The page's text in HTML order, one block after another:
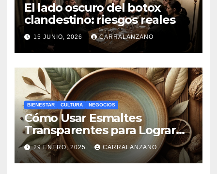
El lado oscuro del botox
clandestino: riesgos reales
15 JUNIO, 2026 CARRALANZANO
BIENESTAR CULTURA NEGOCIOS
Cómo Usar Esmaltes
Transparentes para Lograr
Efectos Naturales
29 ENERO, 2025 CARRALANZANO